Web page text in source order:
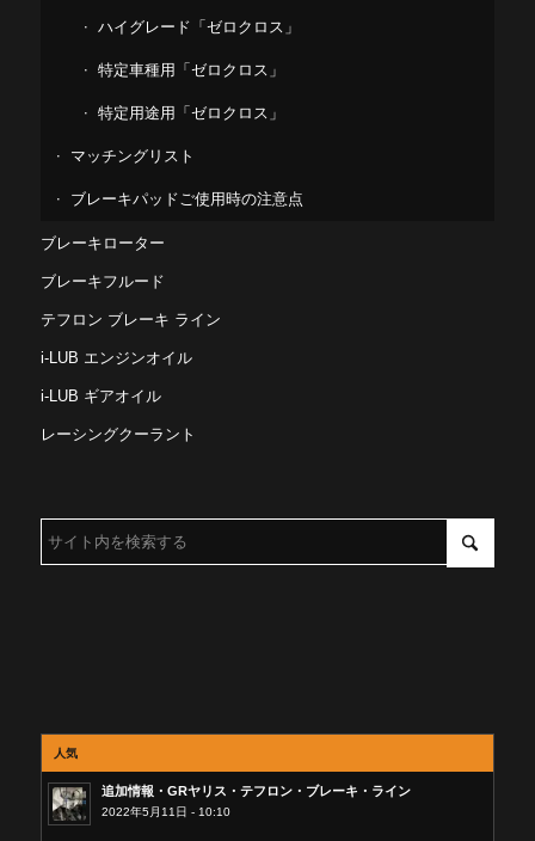
ハイグレード「ゼロクロス」
特定車種用「ゼロクロス」
特定用途用「ゼロクロス」
マッチングリスト
ブレーキパッドご使用時の注意点
ブレーキローター
ブレーキフルード
テフロン ブレーキ ライン
i-LUB エンジンオイル
i-LUB ギアオイル
レーシングクーラント
人気
追加情報・GRヤリス・テフロン・ブレーキ・ライン
2022年5月11日 - 10:10